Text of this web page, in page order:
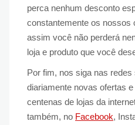
perca nenhum desconto
constantemente os nossos
assim você não perderá
loja e produto que você
Por fim, nos siga nas
diariamente novas ofertas
centenas de lojas da
também, no Facebook,